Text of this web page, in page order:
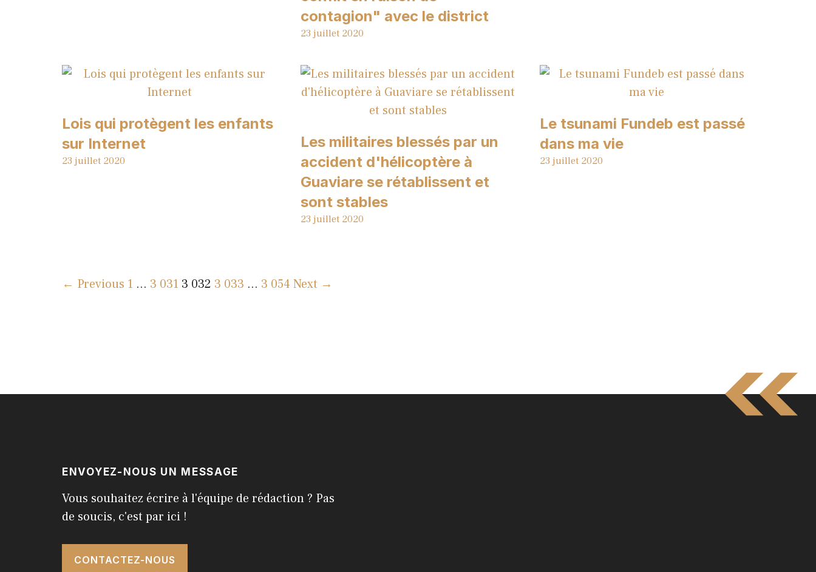
contagion" avec le district
23 juillet 2020
Lois qui protègent les enfants
sur Internet
23 juillet 2020
Les militaires blessés par un
accident d'hélicoptère à
Guaviare se rétablissent et
sont stables
23 juillet 2020
Le tsunami Fundeb est passé
dans ma vie
23 juillet 2020
← Previous 1 … 3 031 3 032 3 033 … 3 054 Next →
ENVOYEZ-NOUS UN MESSAGE
Vous souhaitez écrire à l'équipe de rédaction ? Pas
de soucis, c'est par ici !
CONTACTEZ-NOUS